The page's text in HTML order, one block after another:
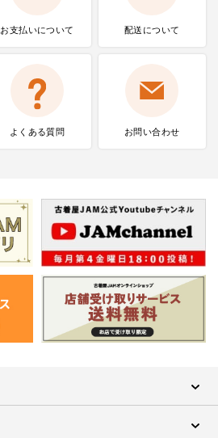
お支払いについて 配送について
よくある質問 お問い合わせ